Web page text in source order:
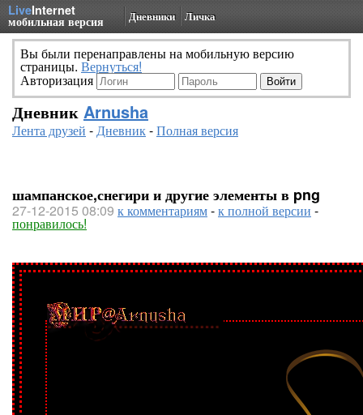
LiveInternet
мобильная версия Дневники Личка
Вы были перенаправлены на мобильную версию
страницы. Вернуться!
Авторизация
Дневник Arnusha
Лента друзей -Дневник-Полная версия
шампанское,снегири и другие элементы в png
27-12-2015 08:09 к комментариям-к полной версии -
понравилось!